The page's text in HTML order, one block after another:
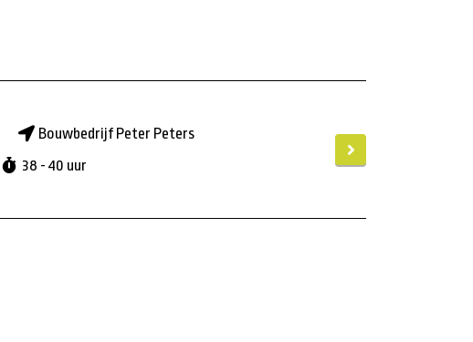
Bouwbedrijf Peter Peters
38 - 40 uur